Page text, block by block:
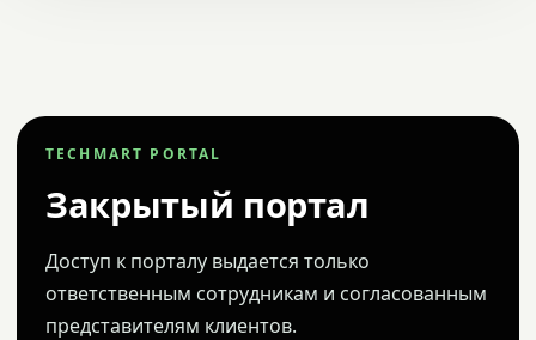
TECHMART PORTAL
Закрытый портал
Доступ к порталу выдается только
ответственным сотрудникам и согласованным
представителям клиентов.